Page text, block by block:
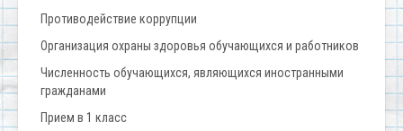
Противодействие коррупции
Организация охраны здоровья обучающихся и работников
Численность обучающихся, являющихся иностранными
гражданами
Прием в 1 класс